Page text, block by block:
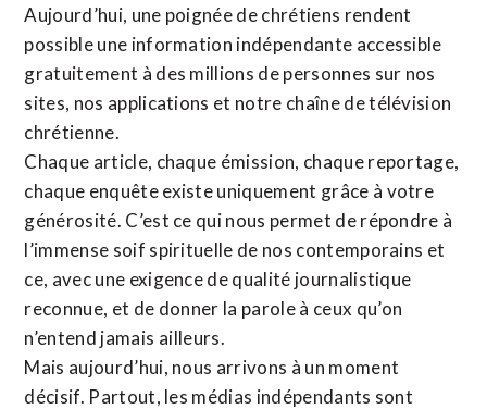
Aujourd’hui, une poignée de chrétiens rendent
possible une information indépendante accessible
gratuitement à des millions de personnes sur nos
sites, nos applications et notre chaîne de télévision
chrétienne.
Chaque article, chaque émission, chaque reportage,
chaque enquête existe uniquement grâce à votre
générosité. C’est ce qui nous permet de répondre à
l’immense soif spirituelle de nos contemporains et
ce, avec une exigence de qualité journalistique
reconnue, et de donner la parole à ceux qu’on
n’entend jamais ailleurs.
Mais aujourd’hui, nous arrivons à un moment
décisif. Partout, les médias indépendants sont